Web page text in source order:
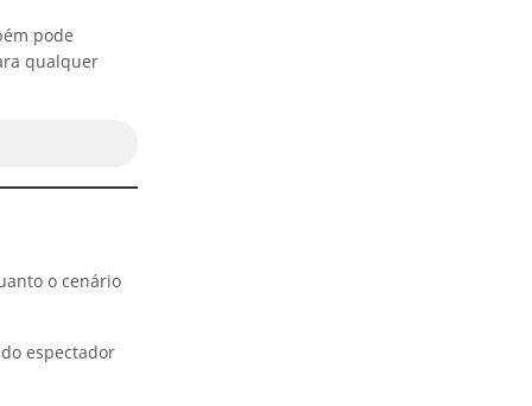
pode
qualquer
o cenário
espectador